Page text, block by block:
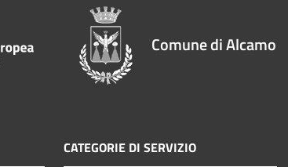
Comune di Alcamo
CATEGORIE DI SERVIZIO